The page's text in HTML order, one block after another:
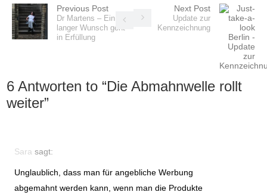
Previous Post
Dr Martens – Ein
langer Wunsch geht
in Erfüllung
Next Post
Update zur
Kennzeichnung
6 Antworten to “Die Abmahnwelle rollt
weiter”
Sara sagt:
Unglaublich, dass man für angebliche Werbung
abgemahnt werden kann, wenn man die Produkte